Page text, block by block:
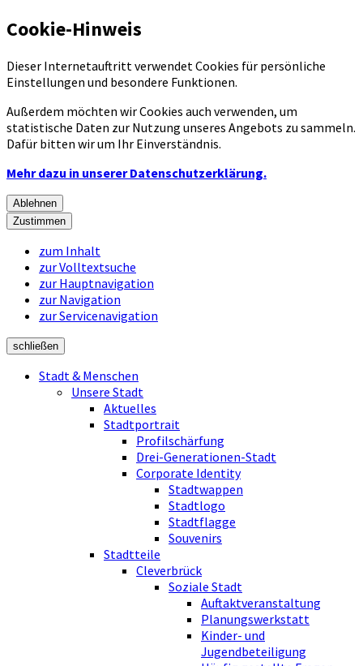
Cookie-Hinweis
Dieser Internetauftritt verwendet Cookies für persönliche
Einstellungen und besondere Funktionen.
Außerdem möchten wir Cookies auch verwenden, um
statistische Daten zur Nutzung unseres Angebots zu sammeln.
Dafür bitten wir um Ihr Einverständnis.
Mehr dazu in unserer Datenschutzerklärung.
Ablehnen
Zustimmen
zum Inhalt
zur Volltextsuche
zur Hauptnavigation
zur Navigation
zur Servicenavigation
schließen
Stadt & Menschen
Unsere Stadt
Aktuelles
Stadtportrait
Profilschärfung
Drei-Generationen-Stadt
Corporate Identity
Stadtwappen
Stadtlogo
Stadtflagge
Souvenirs
Stadtteile
Cleverbrück
Soziale Stadt
Auftaktveranstaltung
Planungswerkstatt
Kinder- und
Jugendbeteiligung